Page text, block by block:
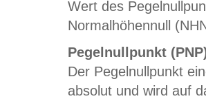
Wert des
Normalhöhennull
Pegelnullpunkt
Der Pegelnullpunkt
absolut und wird auf